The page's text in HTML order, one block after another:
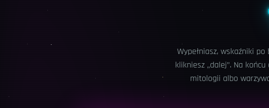
Wypełniasz, wskaźniki
klikniesz „dalej”. Na
mitologii albo